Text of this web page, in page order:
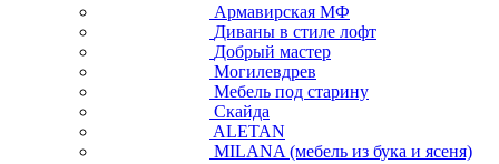
Армавирская МФ
Диваны в стиле лофт
Добрый мастер
Могилевдрев
Мебель под старину
Скайда
ALETAN
MILANA (мебель из бука и ясеня)